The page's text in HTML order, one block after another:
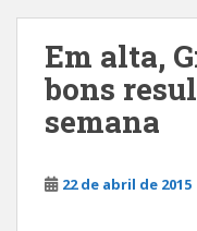
Em alta,
bons
semana
22 de abril de 2015